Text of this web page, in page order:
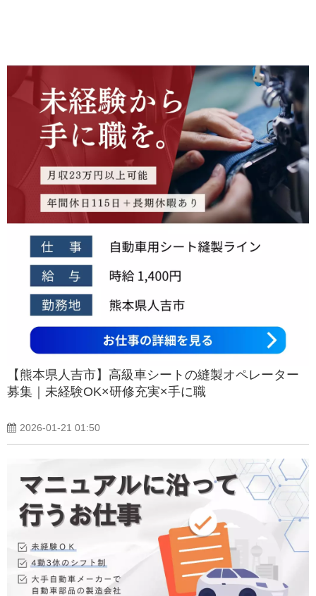
【熊本県人吉市】高級車シートの縫製オペレーター
募集｜未経験OK×研修充実×手に職
2026-01-21 01:50